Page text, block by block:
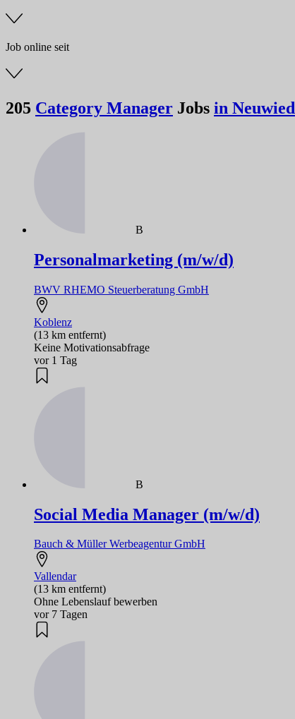
Job online seit
205 Category Manager Jobs in Neuwied
B
Personalmarketing (m/w/d)
BWV RHEMO Steuerberatung GmbH
Koblenz
(13 km entfernt)
Keine Motivationsabfrage
vor 1 Tag
B
Social Media Manager (m/w/d)
Bauch & Müller Werbeagentur GmbH
Vallendar
(13 km entfernt)
Ohne Lebenslauf bewerben
vor 7 Tagen